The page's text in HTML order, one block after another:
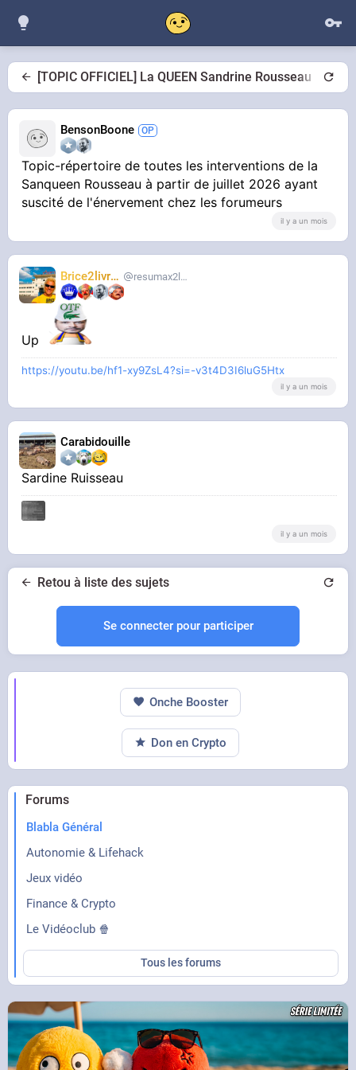
[TOPIC OFFICIEL] La QUEEN Sandrine Rousseau
BensonBoone
Topic-répertoire de toutes les interventions de la
Sanqueen Rousseau à partir de juillet 2026 ayant
suscité de l'énervement chez les forumeurs
il y a un mois
Brice2livres resumax2livres
Up
https://youtu.be/hf1-xy9ZsL4?si=-v3t4D3I6luG5Htx
il y a un mois
Carabidouille
Sardine Ruisseau
il y a un mois
Retou à liste des sujets
Se connecter pour participer
Forums
Blabla Général
Autonomie & Lifehack
Jeux vidéo
Finance & Crypto
Le Vidéoclub 🍿
Tous les forums
Onche Booster
Don en Crypto